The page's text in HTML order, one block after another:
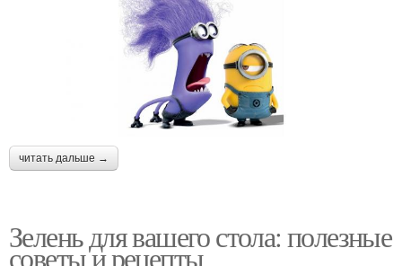
читать дальше →
Зелень для вашего стола: полезные
советы и рецепты